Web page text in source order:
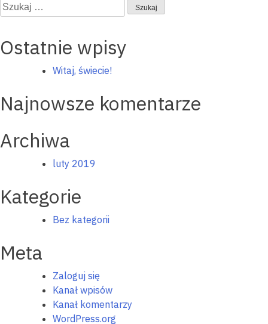
Szukaj:
Ostatnie wpisy
Witaj, świecie!
Najnowsze komentarze
Archiwa
luty 2019
Kategorie
Bez kategorii
Meta
Zaloguj się
Kanał wpisów
Kanał komentarzy
WordPress.org